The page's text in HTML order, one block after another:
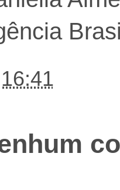
16:41